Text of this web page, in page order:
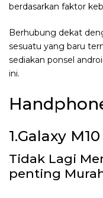
berdasarkan faktor
Berhubung dekat
sesuatu yang baru
sediakan ponsel
ini.
1.Galaxy
Tidak Lagi
penting